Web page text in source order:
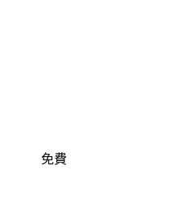
免費